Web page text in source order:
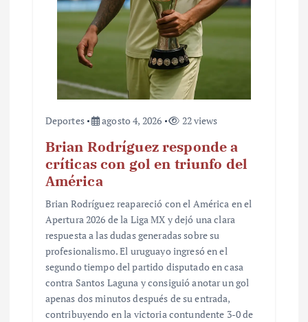
Deportes agosto 4, 2026 22 views
Brian Rodríguez responde a
críticas con gol en triunfo del
América
Brian Rodríguez reapareció con el América en el
Apertura 2026 de la Liga MX y dejó una clara
respuesta a las dudas generadas sobre su
profesionalismo. El uruguayo ingresó en el
segundo tiempo del partido disputado en casa
contra Santos Laguna y consiguió anotar un gol
apenas dos minutos después de su entrada,
contribuyendo en la victoria contundente 3-0 de